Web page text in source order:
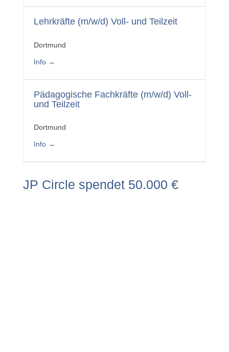
Lehrkräfte (m/w/d) Voll- und Teilzeit
Dortmund
Info
Pädagogische Fachkräfte (m/w/d) Voll-
und Teilzeit
Dortmund
Info
JP Circle spendet 50.000 €